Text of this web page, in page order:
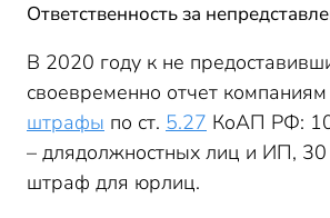
Ответственность за
В 2020 году к не
своевременно отчет
штрафы по ст. 5.27 КоАП РФ:
– длядолжностных лиц и ИП,
штраф для юрлиц.